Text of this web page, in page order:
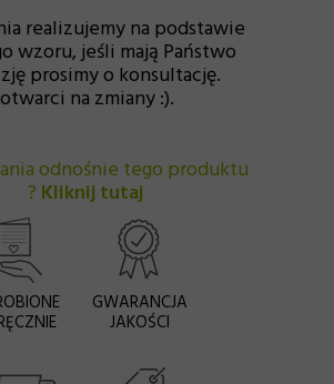
realizujemy na podstawie
wzoru, jeśli mają Państwo
prosimy o konsultację.
na zmiany :).
odnośnie tego produktu
? Kliknij tutaj
GWARANCJA
JAKOŚCI